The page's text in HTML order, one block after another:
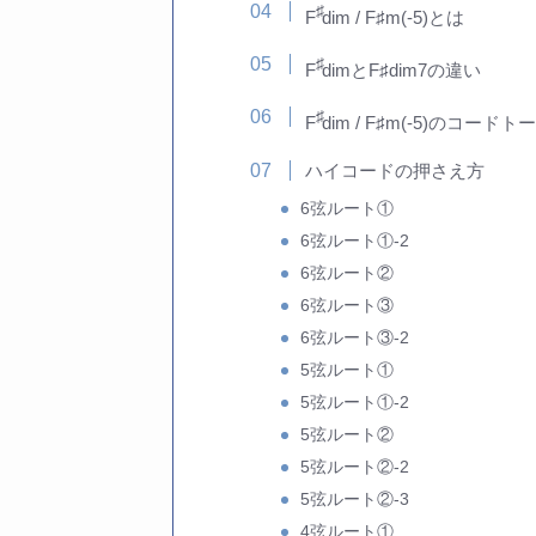
F♯dim / F♯m(-5)とは
F♯dimとF♯dim7の違い
F♯dim / F♯m(-5)のコードト
ハイコードの押さえ方
6弦ルート①
6弦ルート①-2
6弦ルート②
6弦ルート③
6弦ルート③-2
5弦ルート①
5弦ルート①-2
5弦ルート②
5弦ルート②-2
5弦ルート②-3
4弦ルート①